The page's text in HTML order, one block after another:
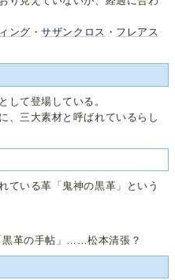
ング ・サザンクロス ・ フレアス
として登場している。
、三大素材と呼ばれているらし
ている革「鬼神の黒革」という
黒革の手帖」……松本清張？